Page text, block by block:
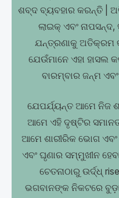
ଶବ୍ଦ ବ୍ୟବହାର କରନ୍ତି |
ଲାଇକ୍ ଏବଂ
ଯନ୍ତ୍ରଣାକୁ ଅତିକ୍ରମ
ଯେଉଁମାନେ ଏହା ହାସଲ
ବାରମ୍ବାର ଜନ୍ମ
ଯେପର୍ଯ୍ୟନ୍ତ ଆମେ ନିଜ
ଆମେ ଏହି ଦୃଷ୍ଟିର
ଆମେ ଶାରୀରିକ ଭୋଗ ଏବଂ
ଏବଂ ଘୃଣାର ସମ୍ମୁଖୀନ
ଚେତନାଠାରୁ ଉର୍ଦ୍ଧ୍
ଭଗବାନଙ୍କ ନିକଟରେ